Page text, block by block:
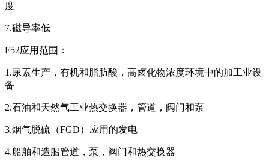
度
7.磁导率低
F52应用范围：
1.尿素生产，有机和脂肪酸，高卤化物浓度环境中的加工业设
备
2.石油和天然气工业热交换器，管道，阀门和泵
3.烟气脱硫（FGD）应用的发电
4.船舶和造船管道，泵，阀门和热交换器